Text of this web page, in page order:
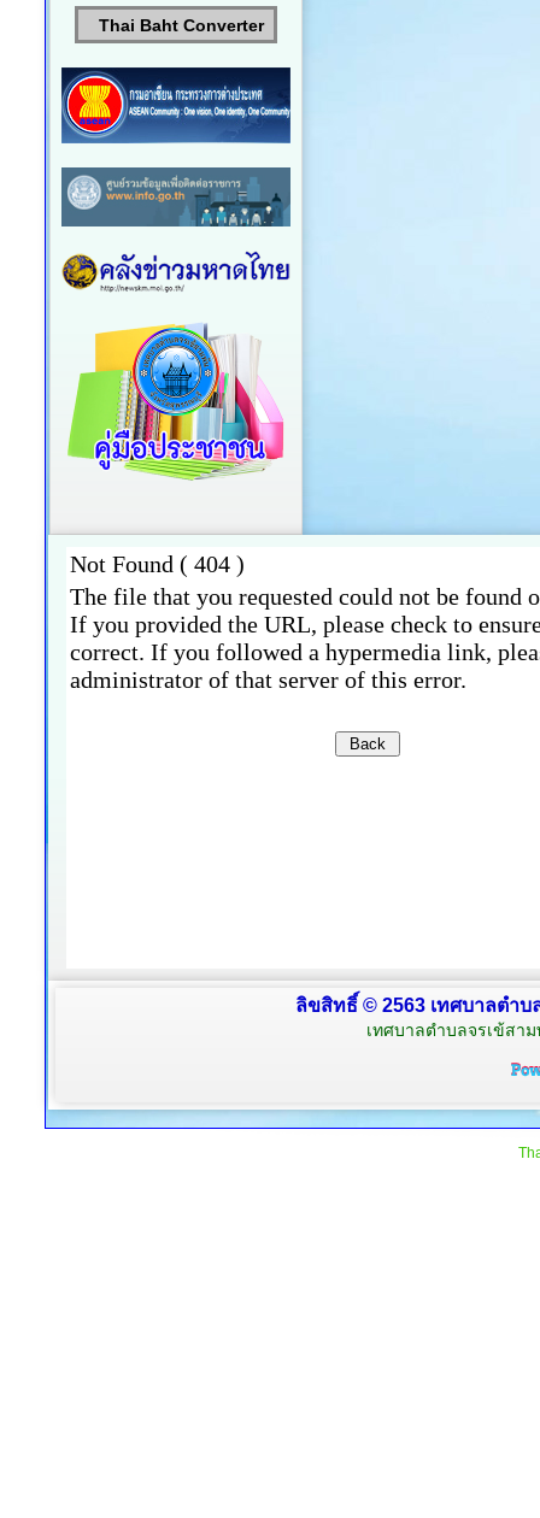
Thai Baht Converter
ลิขสิทธิ์ © 2563 เทศบาลตำ
เทศบาลตำบลจรเข้สา